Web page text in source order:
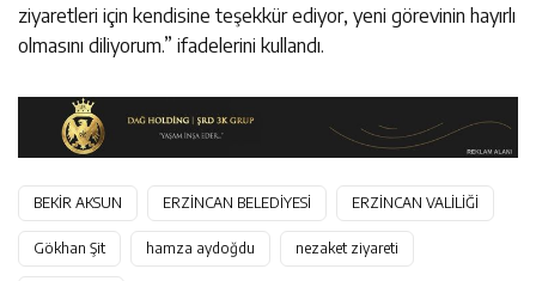
ziyaretleri için kendisine teşekkür ediyor, yeni görevinin hayırlı
olmasını diliyorum.” ifadelerini kullandı.
BEKİR AKSUN ERZİNCAN BELEDİYESİ ERZİNCAN VALİLİĞİ
Gökhan Şit hamza aydoğdu nezaket ziyareti